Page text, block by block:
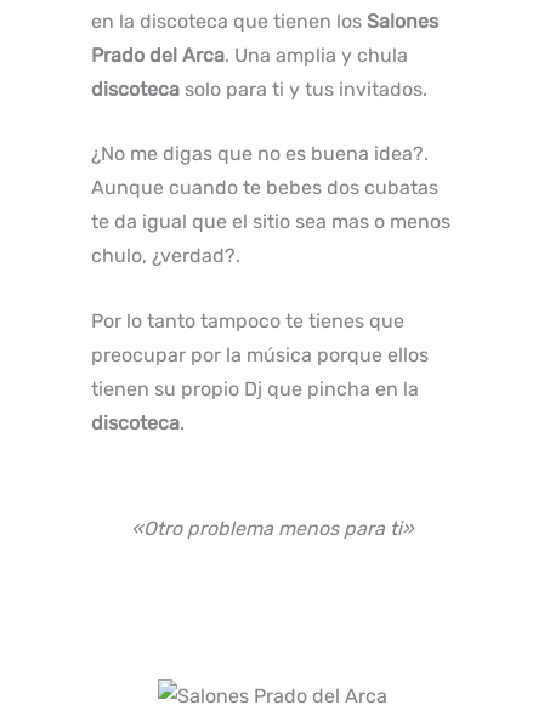
en la discoteca que tienen los Salones
Prado del Arca. Una amplia y chula
discoteca solo para ti y tus invitados.
¿No me digas que no es buena idea?.
Aunque cuando te bebes dos cubatas
te da igual que el sitio sea mas o menos
chulo, ¿verdad?.
Por lo tanto tampoco te tienes que
preocupar por la música porque ellos
tienen su propio Dj que pincha en la
discoteca.
«Otro problema menos para ti»